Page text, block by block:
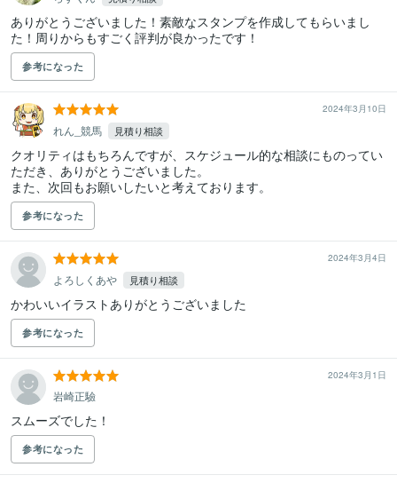
ありがとうございました！素敵なスタンプを作成してもらいまし
た！周りからもすごく評判が良かったです！
参考になった
2024年3月10日
れん_競馬 見積り相談
クオリティはもちろんですが、スケジュール的な相談にものってい
ただき、ありがとうございました。
また、次回もお願いしたいと考えております。
参考になった
2024年3月4日
よろしくあや 見積り相談
かわいいイラストありがとうございました
参考になった
2024年3月1日
岩崎正驗
スムーズでした！
参考になった